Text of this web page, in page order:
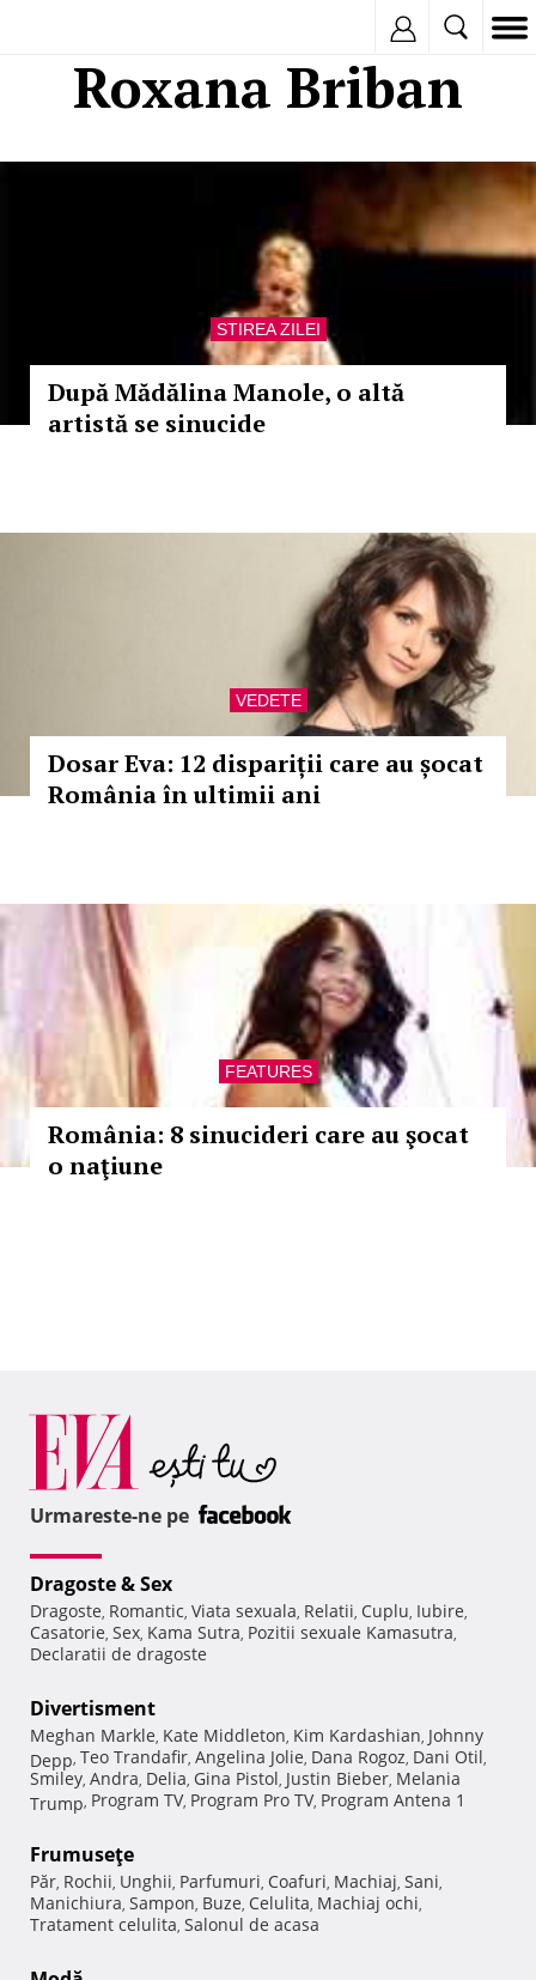
Roxana Briban
STIREA ZILEI
După Mădălina Manole, o altă
artistă se sinucide
VEDETE
Dosar Eva: 12 dispariții care au șocat
România în ultimii ani
FEATURES
România: 8 sinucideri care au şocat
o naţiune
Urmareste-ne pe
Dragoste & Sex
Dragoste, Romantic, Viata sexuala, Relatii, Cuplu, Iubire,
Casatorie, Sex, Kama Sutra, Pozitii sexuale Kamasutra,
Declaratii de dragoste
Divertisment
Meghan Markle, Kate Middleton, Kim Kardashian, Johnny
Depp, Teo Trandafir, Angelina Jolie, Dana Rogoz, Dani Otil,
Smiley, Andra, Delia, Gina Pistol, Justin Bieber, Melania
Trump, Program TV, Program Pro TV, Program Antena 1
Frumuseţe
Păr, Rochii, Unghii, Parfumuri, Coafuri, Machiaj, Sani,
Manichiura, Sampon, Buze, Celulita, Machiaj ochi,
Tratament celulita, Salonul de acasa